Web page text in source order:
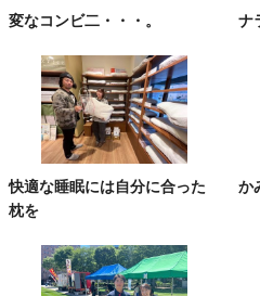
変なコンビ二・・・。 ナ
快適な睡眠には自分に合った
枕を
か